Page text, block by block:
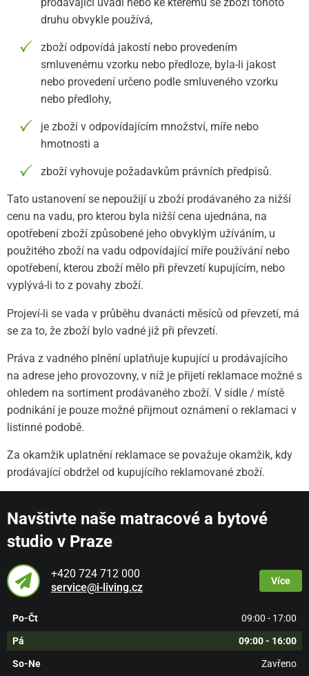
prodávající uvádí nebo ke kterému se zboží tohoto
druhu obvykle používá,
zboží odpovídá jakostí nebo provedením
smluvenému vzorku nebo předloze, byla-li jakost
nebo provedení určeno podle smluveného vzorku
nebo předlohy,
je zboží v odpovídajícím množství, míře nebo
hmotnosti a
zboží vyhovuje požadavkům právních předpisů.
Tato ustanovení se nepoužijí u zboží prodávaného za nižší
cenu na vadu, pro kterou byla nižší cena ujednána, na
opotřebení zboží způsobené jeho obvyklým užíváním, u
použitého zboží na vadu odpovídající míře používání nebo
opotřebení, kterou zboží mělo při převzetí kupujícím, nebo
vyplývá-li to z povahy zboží.
Projeví-li se vada v průběhu dvanácti měsíců od převzetí, má
se za to, že zboží bylo vadné již při převzetí.
Práva z vadného plnění uplatňuje kupující u prodávajícího
na adrese jeho provozovny, v níž je přijetí reklamace možné s
ohledem na sortiment prodávaného zboží. V sídle / místě
podnikání je pouze možné přijmout oznámení o reklamaci v
listinné podobě.
Za okamžik uplatnění reklamace se považuje okamžik, kdy
prodávající obdržel od kupujícího reklamované zboží.
Navštivte naše matracové a bytové
studio v Praze
+420 724 712 000
service@i-living.cz
Více
Po-Čt 09:00 - 17:00
Pá 09:00 - 16:00
So-Ne Zavřeno